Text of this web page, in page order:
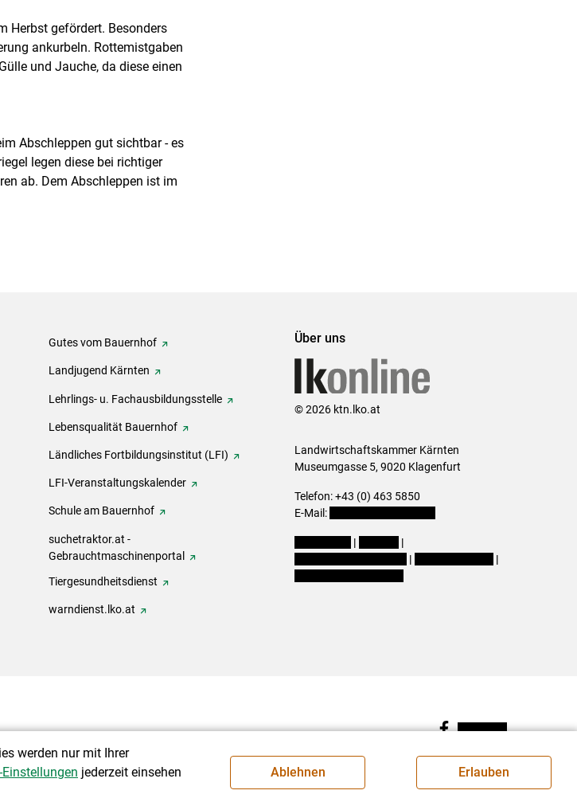
Herbst gefördert. Besonders
ankurbeln. Rottemistgaben
und Jauche, da diese einen
Abschleppen gut sichtbar - es
legen diese bei richtiger
ab. Dem Abschleppen ist im
Gutes vom Bauernhof
Landjugend Kärnten
Lehrlings- u. Fachausbildungsstelle
Lebensqualität Bauernhof
Ländliches Fortbildungsinstitut (LFI)
LFI-Veranstaltungskalender
Schule am Bauernhof
suchetraktor.at -
Gebrauchtmaschinenportal
Tiergesundheitsdienst
warndienst.lko.at
Über uns
© 2026 ktn.lko.at
Landwirtschaftskammer Kärnten
Museumgasse 5, 9020 Klagenfurt
Telefon: +43 (0) 463 5850
E-Mail:
|
|
|
|
Facebook
werden nur mit Ihrer
Einstellungen jederzeit einsehen
Ablehnen Erlauben